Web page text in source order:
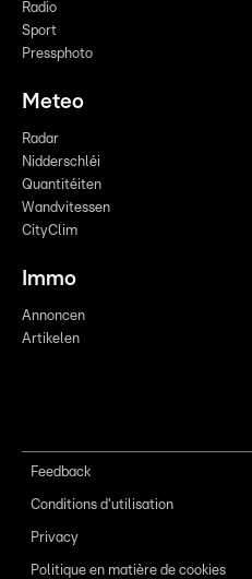
Radio
Sport
Pressphoto
Meteo
Radar
Nidderschléi
Quantitéiten
Wandvitessen
CityClim
Immo
Annoncen
Artikelen
Feedback
Conditions d'utilisation
Privacy
Politique en matière de cookies